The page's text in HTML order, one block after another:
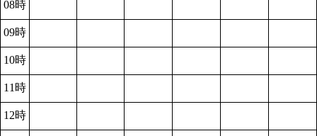
08時
09時
10時
11時
12時